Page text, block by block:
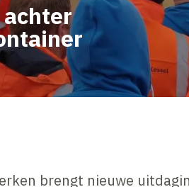
brengt nieuwe